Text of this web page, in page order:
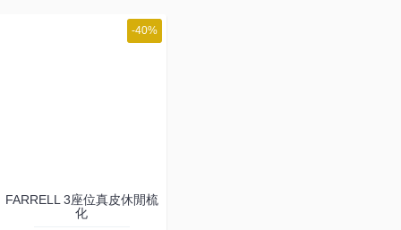
-40%
FARRELL 3座位真皮休閒梳
化